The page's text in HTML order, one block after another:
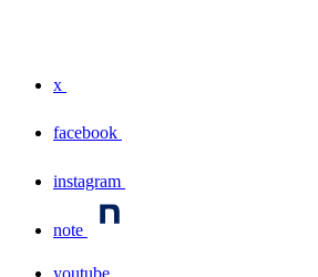
x
facebook
instagram
note